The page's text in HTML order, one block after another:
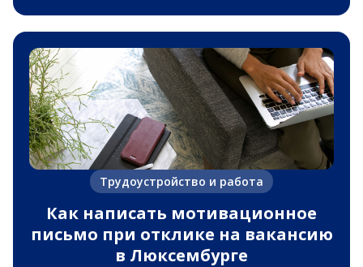
Трудоустройство и работа
Как написать мотивационное
письмо при отклике на вакансию
в Люксембурге